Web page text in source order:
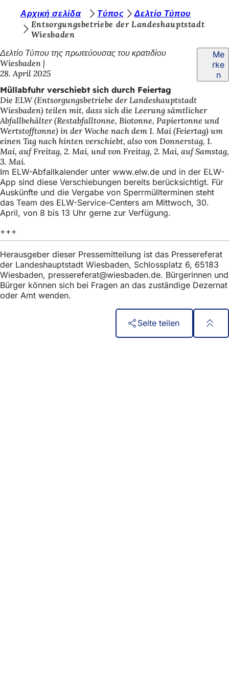
Inhalt anspringen
e
b
e
f
i
n
d
e
n
s
i
h
h
i
e
r
Αρχική σελίδα Τύπος
Δελτίο Τύπου
Entsorgungsbetriebe der Landeshauptstadt
Wiesbaden
Δελτίο Τύπου της πρωτεύουσας του κρατιδίου
Wiesbaden
28. April 2025
Me
rke
n
Müllabfuhr verschiebt sich durch Feiertag
Die ELW (Entsorgungsbetriebe der Landeshauptstadt
Wiesbaden) teilen mit, dass sich die Leerung sämtlicher
Abfallbehälter (Restabfalltonne, Biotonne, Papiertonne und
Wertstofftonne) in der Woche nach dem 1. Mai (Feiertag) um
einen Tag nach hinten verschiebt, also von Donnerstag, 1.
Mai, auf Freitag, 2. Mai, und von Freitag, 2. Mai, auf Samstag,
3. Mai.
Im ELW-Abfallkalender unter www.elw.de und in der ELW-
App sind diese Verschiebungen bereits berücksichtigt. Für
Auskünfte und die Vergabe von Sperrmüllterminen steht
das Team des ELW-Service-Centers am Mittwoch, 30.
April, von 8 bis 13 Uhr gerne zur Verfügung.
+++
Herausgeber dieser Pressemitteilung ist das Pressereferat
der Landeshauptstadt Wiesbaden, Schlossplatz 6, 65183
Wiesbaden, pressereferat wiesbaden de. Bürgerinnen und
Bürger können sich bei Fragen an das zuständige Dezernat
oder Amt wenden.
Seite teilen